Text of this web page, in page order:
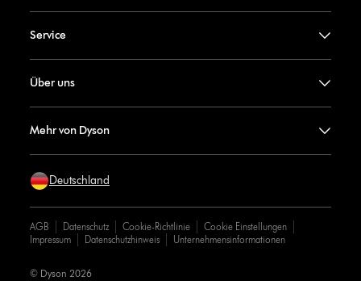
Service
Über uns
Mehr von Dyson
Deutschland
AGB Datenschutz Cookie-Richtlinie
Cookie Einstellungen
Impressum
Datenschutzhinweis Unternehmensinformationen
© Dyson 2026